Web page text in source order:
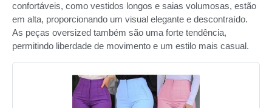
confortáveis, como vestidos longos e saias volumosas, estão
em alta, proporcionando um visual elegante e descontraído.
As peças oversized também são uma forte tendência,
permitindo liberdade de movimento e um estilo mais casual.